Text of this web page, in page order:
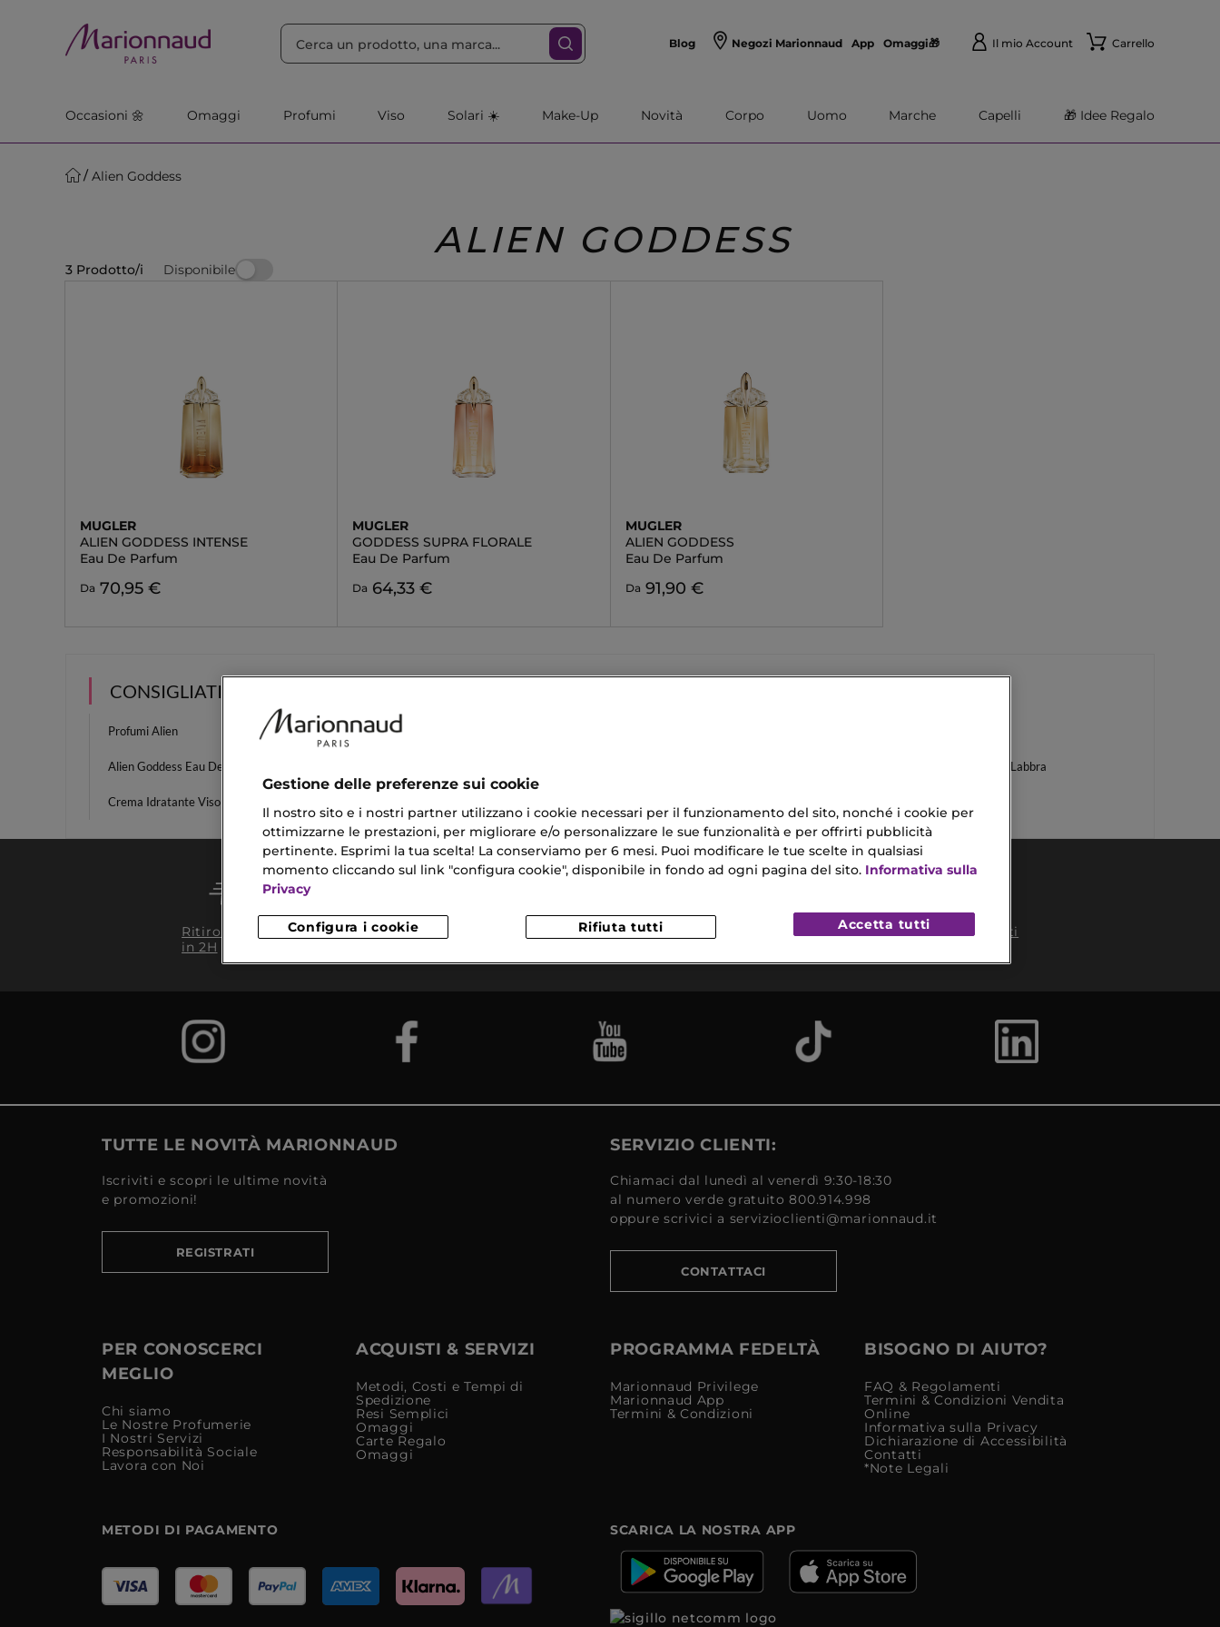
Blog Negozi Marionnaud App Omaggi🎁 Il mio Account Carrello
Occasioni 🌼 Omaggi Profumi Viso Solari ☀️ Make-Up Novità Corpo Uomo Marche Capelli 🎁 Idee Regalo
Alien Goddess
ALIEN GODDESS
3 Prodotto/i Disponibile
MUGLER
ALIEN GODDESS INTENSE
Eau De Parfum
Da 70,95 €
MUGLER
GODDESS SUPRA FLORALE
Eau De Parfum
Da 64,33 €
MUGLER
ALIEN GODDESS
Eau De Parfum
Da 91,90 €
CONSIGLIATI PER TE
Profumi Alien Alien Eau De Parfum
Alien Goddess Eau De Parfum Trattamento Contorno Labbra
Crema Idratante Viso Clinique
Ritiro in negozio
in 2H
Consegna Gratuita
da 35€​ in 24/48H
Campioni
Reso
Pagamenti
TUTTE LE NOVITÀ MARIONNAUD
Iscriviti e scopri le ultime novità
e promozioni!
REGISTRATI
SERVIZIO CLIENTI:
Chiamaci dal lunedì al venerdì 9:30-18:30
al numero verde gratuito 800.914.998
oppure scrivici a servizioclienti@marionnaud.it
CONTATTACI
PER CONOSCERCI
MEGLIO
Chi siamo
Le Nostre Profumerie
I Nostri Servizi
Responsabilità Sociale
Lavora con Noi
ACQUISTI & SERVIZI
Metodi, Costi e Tempi di
Spedizione
Resi Semplici
Omaggi
Carte Regalo
Omaggi
PROGRAMMA FEDELTÀ
Marionnaud Privilege
Marionnaud App
Termini & Condizioni
BISOGNO DI AIUTO?
FAQ & Regolamenti
Termini & Condizioni Vendita
Online
Informativa sulla Privacy
Dichiarazione di Accessibilità
Contatti
*Note Legali
METODI DI PAGAMENTO SCARICA LA NOSTRA APP
Gestione delle preferenze sui cookie
Il nostro sito e i nostri partner utilizzano i cookie necessari per il funzionamento del sito, nonché i cookie per
ottimizzarne le prestazioni, per migliorare e/o personalizzare le sue funzionalità e per offrirti pubblicità
pertinente. Esprimi la tua scelta! La conserviamo per 6 mesi. Puoi modificare le tue scelte in qualsiasi
momento cliccando sul link "configura cookie", disponibile in fondo ad ogni pagina del sito. Informativa sulla
Privacy
Configura i cookie Rifiuta tutti Accetta tutti